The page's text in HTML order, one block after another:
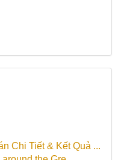
Chi Tiết & Kết Quả ...